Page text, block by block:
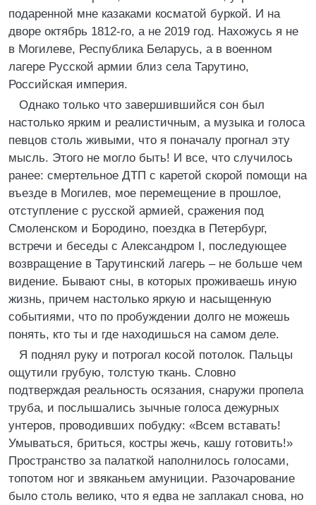
подаренной мне казаками косматой буркой. И на
дворе октябрь 1812-го, а не 2019 год. Нахожусь я не
в Могилеве, Республика Беларусь, а в военном
лагере Русской армии близ села Тарутино,
Российская империя.
Однако только что завершившийся сон был
настолько ярким и реалистичным, а музыка и голоса
певцов столь живыми, что я поначалу прогнал эту
мысль. Этого не могло быть! И все, что случилось
ранее: смертельное ДТП с каретой скорой помощи на
въезде в Могилев, мое перемещение в прошлое,
отступление с русской армией, сражения под
Смоленском и Бородино, поездка в Петербург,
встречи и беседы с Александром I, последующее
возвращение в Тарутинский лагерь – не больше чем
видение. Бывают сны, в которых проживаешь иную
жизнь, причем настолько яркую и насыщенную
событиями, что по пробуждении долго не можешь
понять, кто ты и где находишься на самом деле.
Я поднял руку и потрогал косой потолок. Пальцы
ощутили грубую, толстую ткань. Словно
подтверждая реальность осязания, снаружи пропела
труба, и послышались зычные голоса дежурных
унтеров, проводивших побудку: «Всем вставать!
Умываться, бриться, костры жечь, кашу готовить!»
Пространство за палаткой наполнилось голосами,
топотом ног и звяканьем амуниции. Разочарование
было столь велико, что я едва не заплакал снова, но